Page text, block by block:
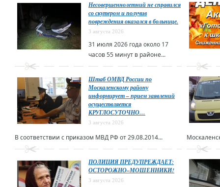
Несовершеннолетний не справился
со скутером и получив
повреждения оказался в больнице.
3 августа 2026
31 июля 2026 года около 17
часов 55 минут в районе...
Штаб ОМВД России по
Москаленскому району
информирует – прием заявлений
осуществляется
КРУГЛОСУТОЧНО…
3 августа 2026
В соответствии с приказом МВД РФ от 29.08.2014...
ПОЛИЦИЯ ПРЕДУПРЕЖДАЕТ:
ОСТОРОЖНО–МОШЕННИКИ!
3 августа 2026